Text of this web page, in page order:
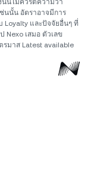
นนั้น อัตราอาจมีการ
Loyalty และปัจจัยอื่นๆ ที่
Nexo เสมอ ตัวเลข
รมาส Latest available